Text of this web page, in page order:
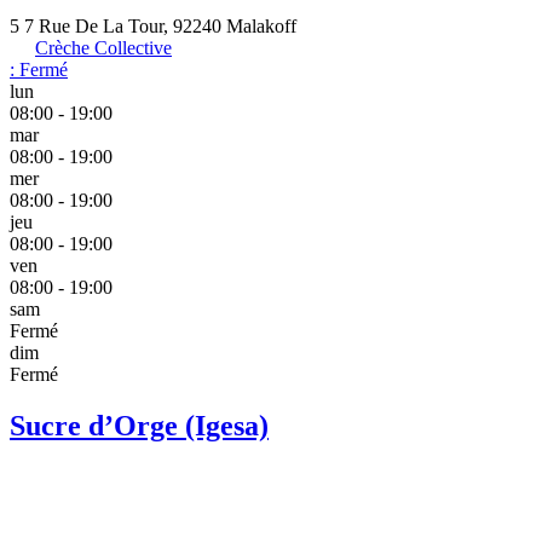
5 7 Rue De La Tour, 92240 Malakoff
Crèche Collective
: Fermé
lun
08:00 - 19:00
mar
08:00 - 19:00
mer
08:00 - 19:00
jeu
08:00 - 19:00
ven
08:00 - 19:00
sam
Fermé
dim
Fermé
Sucre d’Orge (Igesa)